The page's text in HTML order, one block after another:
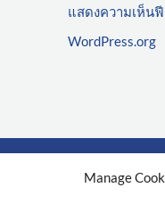
Manage
แสดงความเห็น
WordPress.org